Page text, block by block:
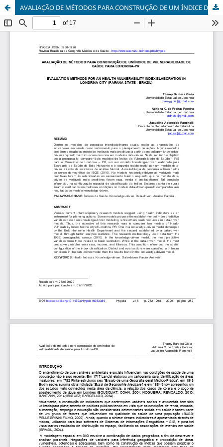
AVALIAÇÃO DE MÉTODOS PARA CONSTRUÇÃO DE UM ÍNDICE DE VULNERABILIDADE DE SAÚDE PARA LONDRINA-PR